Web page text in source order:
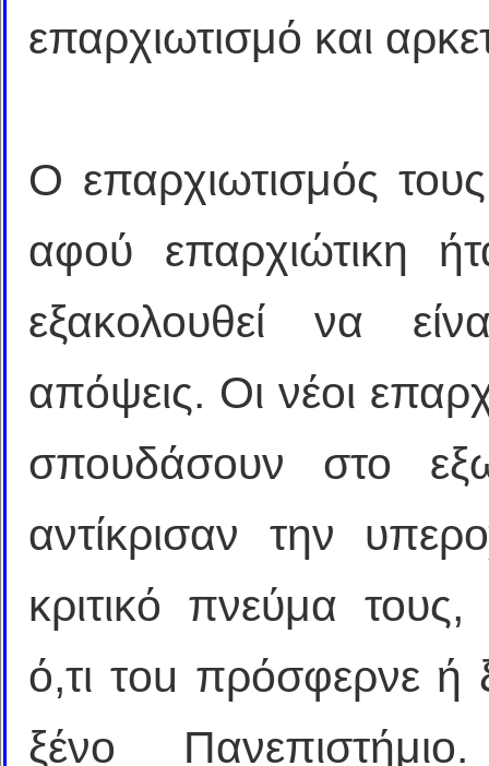
επαρχιωτισμό και
Ο επαρχιωτισμός
αφού επαρχιώτικη
εξακολουθεί να
απόψεις. Οι νέοι
σπουδάσουν στο
αντίκρισαν την
κριτικό πνεύμα
ό,τι τou πρόσφερνε ή
ξένο